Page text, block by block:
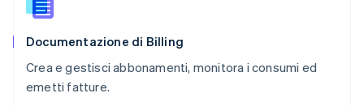
Documentazione di Billing
Crea e gestisci abbonamenti, monitora i consumi ed
emetti fatture.
Slovacchia
Slovenia
Spagna
EspañolEnglish